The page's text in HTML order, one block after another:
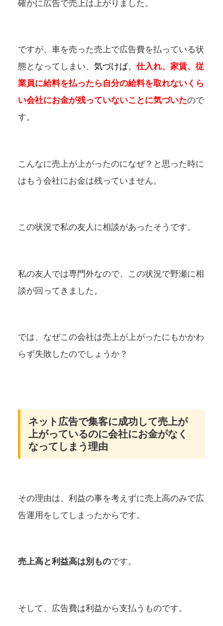
確かに広告で売上は上がりました。
ですが、車を売った売上で広告費を払っている状
態となってしまい、 気づけば、仕入れ、家賃、従
業員に給料を払ったら自分の給料を取れないくら
い会社にお金が残っていないことに気づいたので
す。
こんなに売上が上がったのになぜ？と思った時に
はもう会社にお金は残っていません。
この状況で私の友人に相談があったそうです。
私の友人では専門外なので、この状況で野瀬に相
談が回ってきました。
では、なぜこの会社は売上が上がったにもかかわ
らず失敗したのでしょうか？
ネット広告で集客に成功して売上が
上がっているのに会社にお金がなく
なってしまう理由
その理由は、利益の事を考えずに売上高のみで広
告運用をしてしまったからです。
売上高と利益高は別ものです。
そして、広告費は利益から支払うものです。